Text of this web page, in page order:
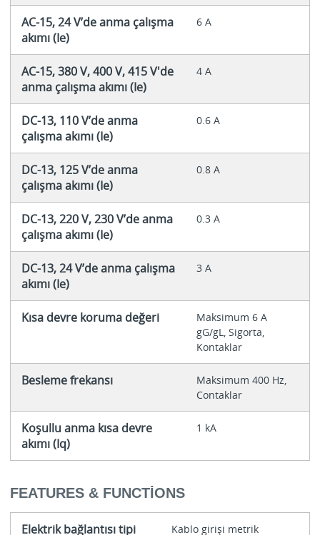
AC-15, 24 V’de anma çalışma
akımı (Ie)
6 A
AC-15, 380 V, 400 V, 415 V'de
anma çalışma akımı (Ie)
4 A
DC-13, 110 V’de anma
çalışma akımı (Ie)
0.6 A
DC-13, 125 V’de anma
çalışma akımı (Ie)
0.8 A
DC-13, 220 V, 230 V’de anma
çalışma akımı (Ie)
0.3 A
DC-13, 24 V’de anma çalışma
akımı (Ie)
3 A
Kısa devre koruma değeri
Maksimum 6 A
gG/gL, Sigorta,
Kontaklar
Besleme frekansı
Maksimum 400 Hz,
Contaklar
Koşullu anma kısa devre
akımı (Iq)
1 kA
FEATURES & FUNCTIONS
Elektrik bağlantısı tipi Kablo girişi metrik